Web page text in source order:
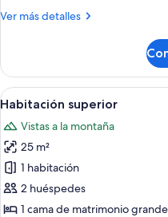
Ver más detalles
Más
estándar
Abrir
todas
las
fotos
de
Habitación
superior
5
Habitación superior
Vistas a la montaña
25 m²
1 habitación
2 huéspedes
1 cama de matrimonio grande